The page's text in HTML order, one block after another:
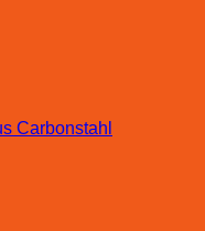
Carbonstahl